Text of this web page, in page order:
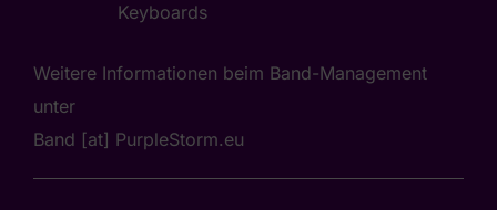
Keyboards
Weitere Informationen beim Band-Management
unter
Band [at] PurpleStorm.eu